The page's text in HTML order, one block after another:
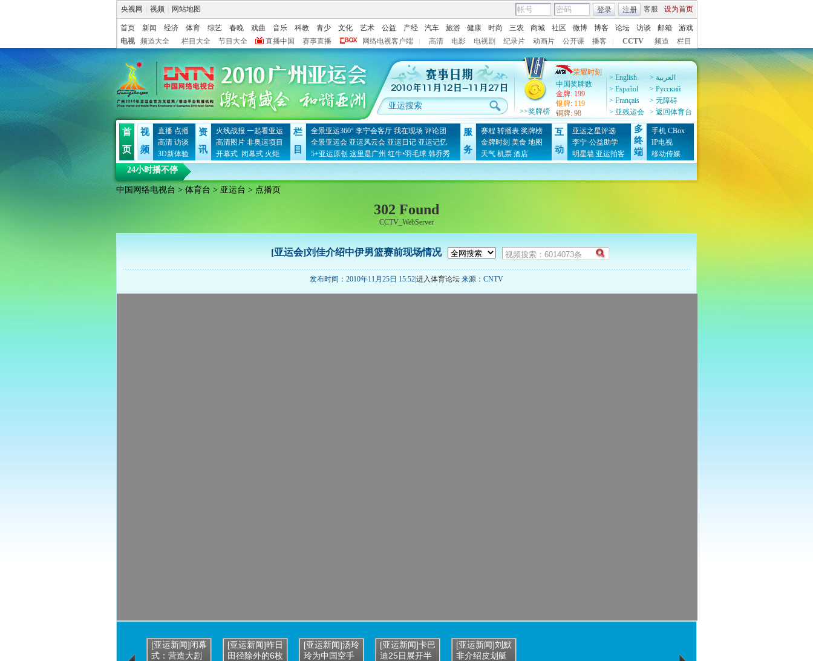
央视网 视频 网站地图 客服 设为首页
登录 注册
首页 新闻 经济 体育 综艺 春晚 戏曲 音乐 科教 青少 文化 艺术 公益 产经 汽车 旅游 健康 时尚 三农 商城 社区 微博 博客 论坛 访谈 邮箱
游戏
电视
频道大全 栏目大全 节目大全 直播中国 赛事直播 网络电视客户端 高清 电影 电视剧 纪录片 动画片 公开课 播客 CCTV 频道 栏目
> English
> العربية
> Español
> Pусский
> Français
> 无障碍
> 亚残运会
> 返回体育台
>>奖牌榜
荣耀时刻
中国奖牌数
金牌: 199
银牌: 119
铜牌: 98
首
页
视
频
直播 点播
高清 访谈
3D新体验
资
讯
火线战报 一起看亚运
高清图片 非奥运项目
开幕式 闭幕式 火炬
栏
目
全景亚运360° 李宁会客厅 我在现场 评论团
全景亚运会 亚运风云会 亚运日记 亚运记忆
5+亚运原创 这里是广州 红牛•羽毛球 韩乔秀
服
务
赛程 转播表 奖牌榜
金牌时刻 美食 地图
天气 机票 酒店
互
动
亚运之星评选
李宁·公益助学
明星墙 亚运拍客
多
终
端
手机 CBox
IP电视
移动传媒
24小时播不停
中国网络电视台 > 体育台 > 亚运台 > 点播页
302 Found
CCTV_WebServer
[亚运会]刘佳介绍中伊男篮赛前现场情况
发布时间：2010年11月25日 15:52|进入体育论坛 来源：CNTV
[亚运新闻]闭幕
式：营造大剧
[亚运新闻]昨日
田径除外的6枚
[亚运新闻]汤玲
玲为中国空手
[亚运新闻]卡巴
迪25日展开半
[亚运新闻]刘默
非介绍皮划艇